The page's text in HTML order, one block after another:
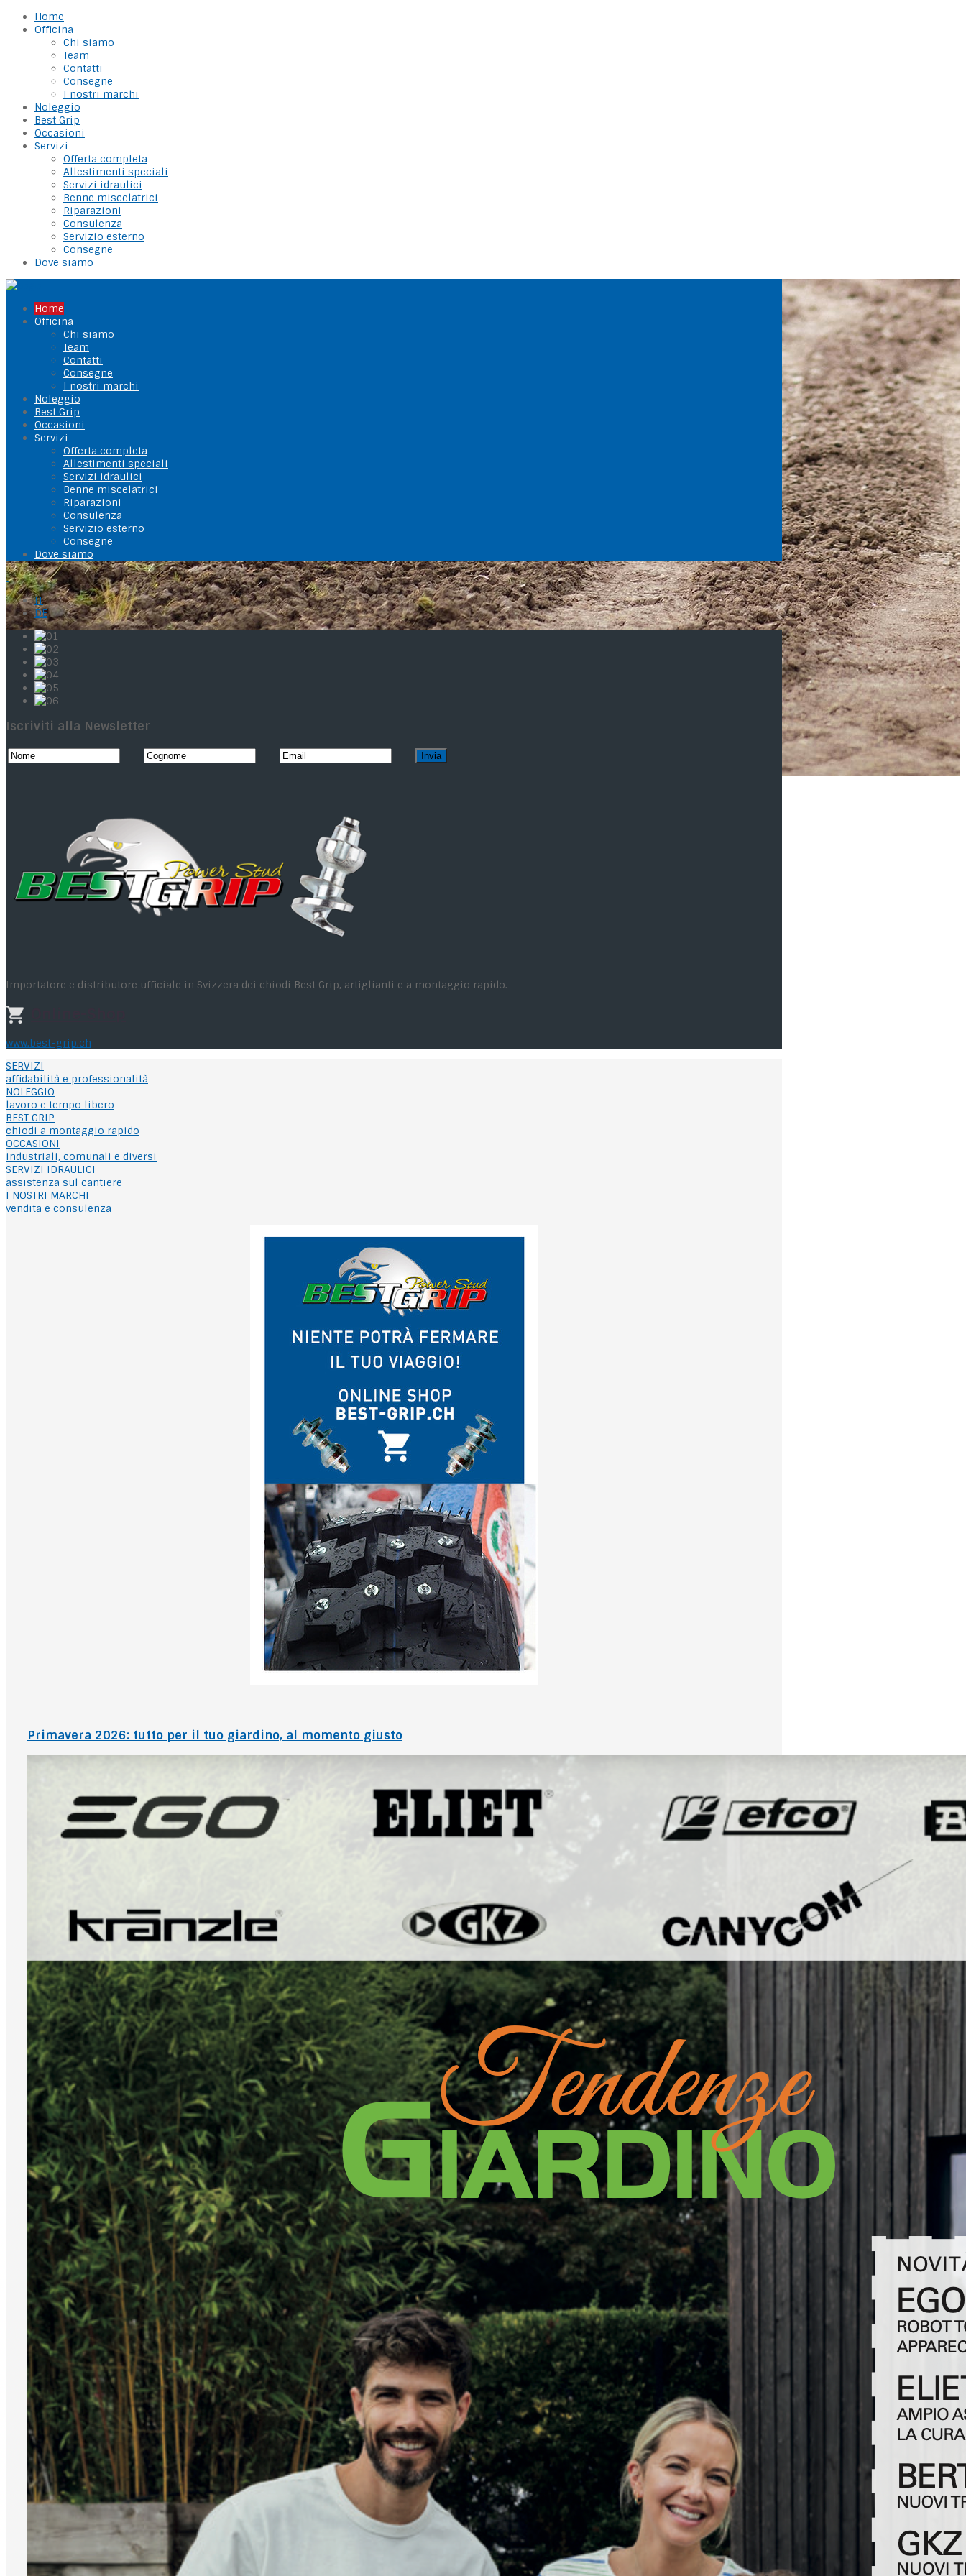
Home
Officina
Chi siamo
Team
Contatti
Consegne
I nostri marchi
Noleggio
Best Grip
Occasioni
Servizi
Offerta completa
Allestimenti speciali
Servizi idraulici
Benne miscelatrici
Riparazioni
Consulenza
Servizio esterno
Consegne
Dove siamo
Home
Officina
Chi siamo
Team
Contatti
Consegne
I nostri marchi
Noleggio
Best Grip
Occasioni
Servizi
Offerta completa
Allestimenti speciali
Servizi idraulici
Benne miscelatrici
Riparazioni
Consulenza
Servizio esterno
Consegne
Dove siamo
IT
DE
Iscriviti alla Newsletter
Importatore e distributore ufficiale in Svizzera dei chiodi Best Grip, artiglianti e a montaggio rapido.
www.best-grip.ch
SERVIZI
affidabilità e professionalità
NOLEGGIO
lavoro e tempo libero
BEST GRIP
chiodi a montaggio rapido
OCCASIONI
industriali, comunali e diversi
SERVIZI IDRAULICI
assistenza sul cantiere
I NOSTRI MARCHI
vendita e consulenza
Primavera 2026: tutto per il tuo giardino, al momento giusto